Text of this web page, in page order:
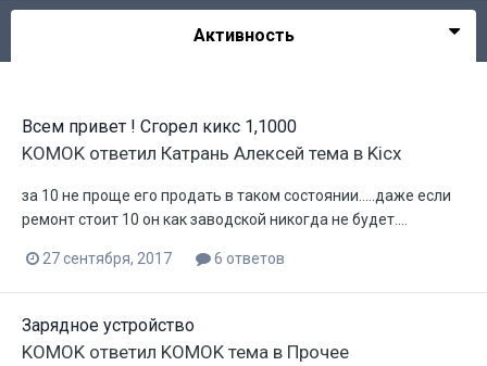
Активность
Всем привет ! Сгорел кикс 1,1000
KOMOK ответил Катрань Алексей тема в Kicx
за 10 не проще его продать в таком состоянии.....даже если
ремонт стоит 10 он как заводской никогда не будет....
27 сентября, 2017 6 ответов
Зарядное устройство
KOMOK ответил KOMOK тема в Прочее